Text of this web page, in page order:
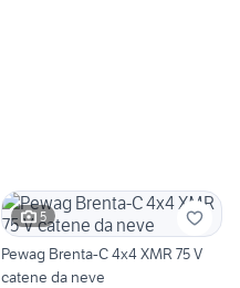
5
Pewag Brenta-C 4x4 XMR 75 V
catene da neve